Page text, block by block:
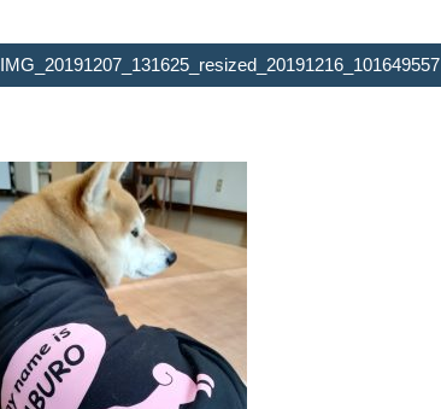
IMG_20191207_131625_resized_20191216_101649557